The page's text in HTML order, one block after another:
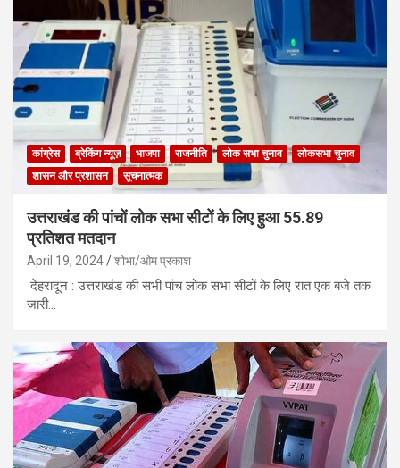
कांग्रेस ब्रेकिंग न्यूज़ भाजपा राजनीति लोक सभा चुनाव
लोकसभा चुनाव
शासन और प्रशासन
सूचनात्मक
उत्तराखंड की पांचों लोक सभा सीटों के लिए हुआ 55.89
प्रतिशत मतदान
April 19, 2024 शोभा/ओम प्रकाश
देहरादून : उत्तराखंड की सभी पांच लोक सभा सीटों के लिए रात एक बजे तक
जारी…